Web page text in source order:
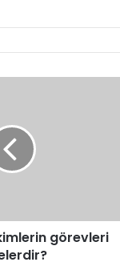
görevleri